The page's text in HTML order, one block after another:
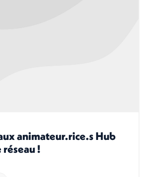
animateur.rice.s Hub
réseau !